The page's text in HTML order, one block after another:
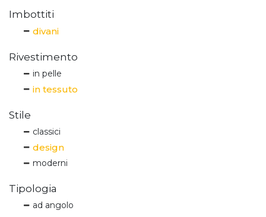
Imbottiti
divani
Rivestimento
in pelle
in tessuto
Stile
classici
design
moderni
Tipologia
ad angolo